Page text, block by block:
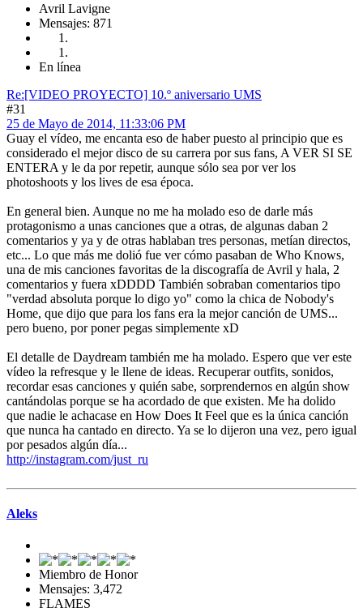
Avril Lavigne
Mensajes: 871
En línea
Re:[VIDEO PROYECTO] 10.º aniversario UMS
#31
25 de Mayo de 2014, 11:33:06 PM
Guay el vídeo, me encanta eso de haber puesto al principio que es
considerado el mejor disco de su carrera por sus fans, A VER SI SE
ENTERA y le da por repetir, aunque sólo sea por ver los
photoshoots y los lives de esa época.
En general bien. Aunque no me ha molado eso de darle más
protagonismo a unas canciones que a otras, de algunas daban 2
comentarios y ya y de otras hablaban tres personas, metían directos,
etc... Lo que más me dolió fue ver cómo pasaban de Who Knows,
una de mis canciones favoritas de la discografía de Avril y hala, 2
comentarios y fuera xDDDD También sobraban comentarios tipo
"verdad absoluta porque lo digo yo" como la chica de Nobody's
Home, que dijo que para los fans era la mejor canción de UMS...
pero bueno, por poner pegas simplemente xD
El detalle de Daydream también me ha molado. Espero que ver este
vídeo la refresque y le llene de ideas. Recuperar outfits, sonidos,
recordar esas canciones y quién sabe, sorprendernos en algún show
cantándolas porque se ha acordado de que existen. Me ha dolido
que nadie le achacase en How Does It Feel que es la única canción
que nunca ha cantado en directo. Ya se lo dijeron una vez, pero igual
por pesados algún día...
http://instagram.com/just_ru
Aleks
Miembro de Honor
Mensajes: 3,472
FLAMES